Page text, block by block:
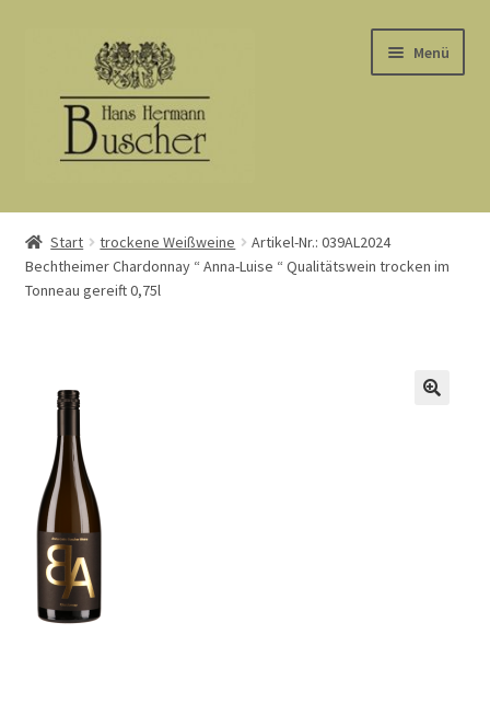
Navigation
springen
springen
Menü
Start
AGB
Datenschutz
Kasse
Lieferung und Zahlung
My Account
Warenkorb
Start trockene Weißweine
Artikel-Nr.: 039AL2024
Bechtheimer Chardonnay “ Anna-Luise “ Qualitätswein trocken im
Tonneau gereift 0,75l